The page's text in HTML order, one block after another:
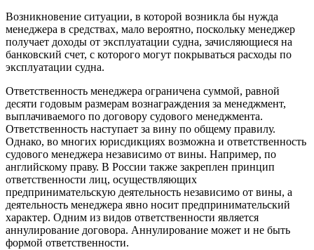
Возникновение ситуации, в которой возникла бы нужда
менеджера в средствах, мало вероятно, поскольку менеджер
получает доходы от эксплуатации судна, зачисляющиеся на
банковский счет, с которого могут покрываться расходы по
эксплуатации судна.
Ответственность менеджера ограничена суммой, равной
десяти годовым размерам вознаграждения за менеджмент,
выплачиваемого по договору судового менеджмента.
Ответственность наступает за вину по общему правилу.
Однако, во многих юрисдикциях возможна и ответственность
судового менеджера независимо от вины. Например, по
английскому праву. В России также закреплен принцип
ответственности лиц, осуществляющих
предпринимательскую деятельность независимо от вины, а
деятельность менеджера явно носит предпринимательский
характер. Одним из видов ответственности является
аннулирование договора. Аннулирование может и не быть
формой ответственности.